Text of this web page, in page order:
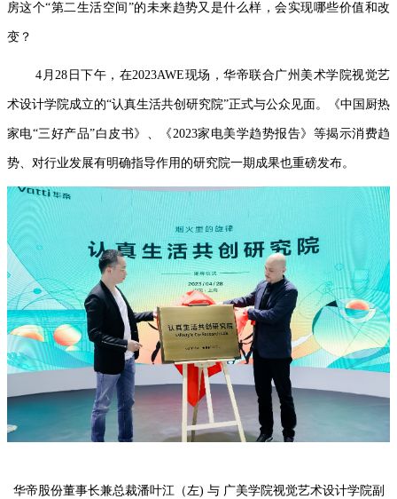
房这个“第二生活空间”的未来趋势又是什么样，会实现哪些价值和改
变？
4月28日下午，在2023AWE现场，华帝联合广州美术学院视觉艺
术设计学院成立的“认真生活共创研究院”正式与公众见面。《中国厨热
家电“三好产品”白皮书》、《2023家电美学趋势报告》等揭示消费趋
势、对行业发展有明确指导作用的研究院一期成果也重磅发布。
华帝股份董事长兼总裁潘叶江（左) 与 广美学院视觉艺术设计学院副